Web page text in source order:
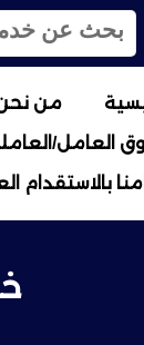
ب
ح
ع
ن
:
من
العامل/
بالاستقدام